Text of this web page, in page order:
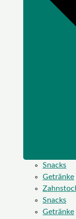
Snacks
Getränke
Snacks
Getränke